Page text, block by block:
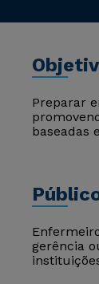
Preparar
baseadas
gerência